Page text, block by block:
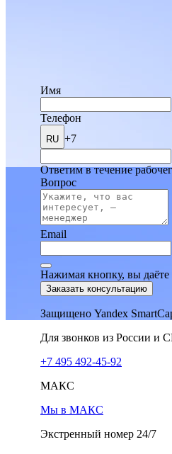
Имя
Телефон
RU +7
Ответим в течение
Вопрос
Email
Нажимая кнопку, вы даёте
Заказать консультацию
Защищено Yandex
Для звонков из России и
+7 495 492-45-92
МАКС
Мы в МАКС
Экстренный номер 24/7